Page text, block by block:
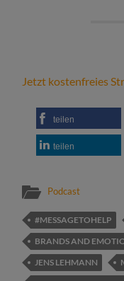
Jetzt kostenfreies
teilen
teilen
Podcast
#MESSAGETOHELP
BRANDS AND
JENS LEHMANN